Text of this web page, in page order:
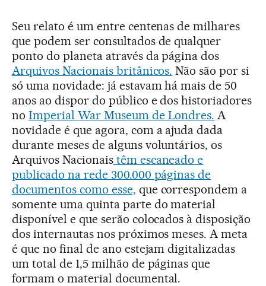
Seu relato é um entre centenas de milhares
que podem ser consultados de qualquer
ponto do planeta através da página dos
Arquivos Nacionais britânicos. Não são por si
só uma novidade: já estavam há mais de 50
anos ao dispor do público e dos historiadores
no Imperial War Museum de Londres. A
novidade é que agora, com a ajuda dada
durante meses de alguns voluntários, os
Arquivos Nacionaistêm escaneado e
publicado na rede 300.000 páginas de
documentos como esse, que correspondem a
somente uma quinta parte do material
disponível e que serão colocados à disposição
dos internautas nos próximos meses. A meta
é que no final de ano estejam digitalizadas
um total de 1,5 milhão de páginas que
formam o material documental.